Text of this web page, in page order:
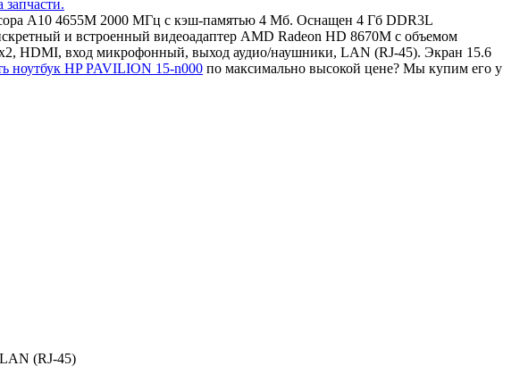
A10 4655M 2000 МГц с кэш-памятью 4 Мб. Оснащен 4 Гб DDR3L
и встроенный видеоадаптер AMD Radeon HD 8670M с объемом
HDMI, вход микрофонный, выход аудио/наушники, LAN (RJ-45). Экран 15.6
ноутбук HP PAVILION 15-n000 по максимально высокой цене? Мы купим его у
(RJ-45)